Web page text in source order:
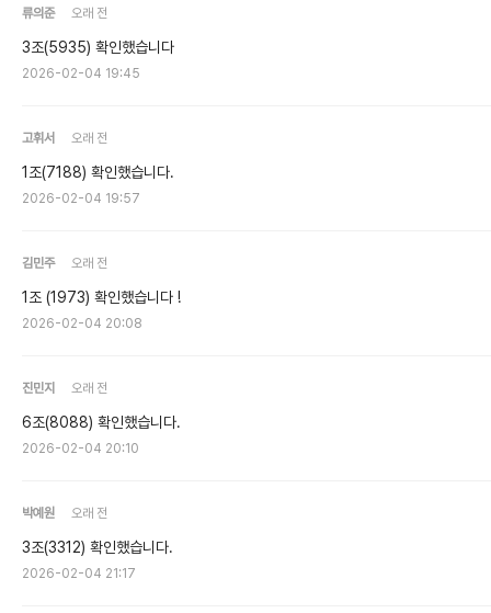
류의준 오래 전
3조(5935) 확인했습니다
2026-02-04 19:45
고휘서 오래 전
1조(7188) 확인했습니다.
2026-02-04 19:57
김민주 오래 전
1조 (1973) 확인했습니다 !
2026-02-04 20:08
진민지 오래 전
6조(8088) 확인했습니다.
2026-02-04 20:10
박예원 오래 전
3조(3312) 확인했습니다.
2026-02-04 21:17